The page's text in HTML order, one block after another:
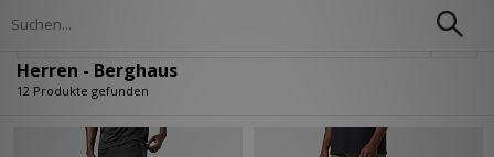
Herren - Berghaus
12 Produkte gefunden